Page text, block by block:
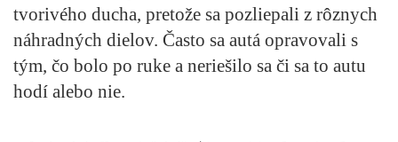
tvorivého ducha, pretože sa pozliepali z rôznych
náhradných dielov. Často sa autá opravovali s
tým, čo bolo po ruke a neriešilo sa či sa to autu
hodí alebo nie.